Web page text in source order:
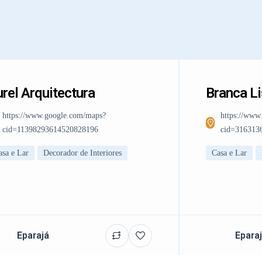
Arquitectura
https://www.google.com/maps?
cid=11398293614520828196
e Lar Decorador de Interiores
Eparajá
Branca
https://
Casa e Lar